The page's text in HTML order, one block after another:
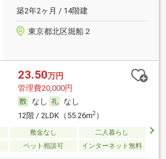
築2年2ヶ月 / 14階建
東京都北区堀船２
23.50万円
管理費20,000円
なし
なし
12階 / 2LDK（55.26m2）
敷金なし
二人暮らし
ペット相談可 インターネット無料